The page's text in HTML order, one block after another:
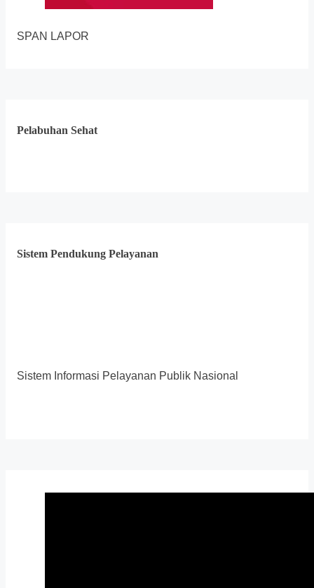
SPAN LAPOR
Pelabuhan Sehat
Sistem Pendukung Pelayanan
Sistem Informasi Pelayanan Publik Nasional